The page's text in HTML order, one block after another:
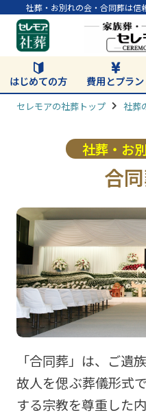
社葬・お別れの会・合同葬は信
はじめての方 費用とプラン
セレモアの社葬トップ 社葬
社葬・お
合
「合同葬」は、ご遺
故人を偲ぶ葬儀形式
する宗教を尊重した